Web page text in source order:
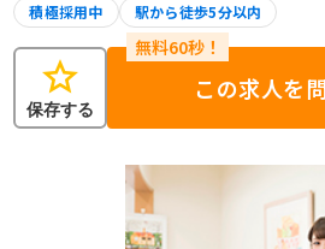
積極採用中 駅から徒歩5分以内
star
保存する
この求人を